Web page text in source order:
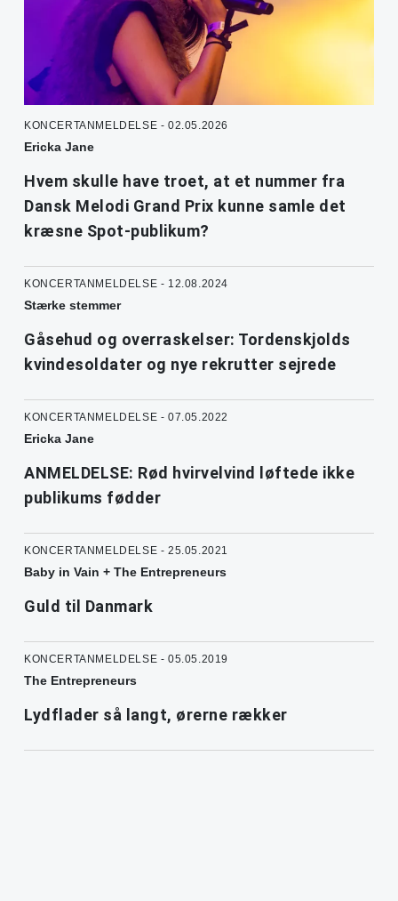
KONCERTANMELDELSE - 02.05.2026
Ericka Jane
Hvem skulle have troet, at et nummer fra
Dansk Melodi Grand Prix kunne samle det
kræsne Spot-publikum?
KONCERTANMELDELSE - 12.08.2024
Stærke stemmer
Gåsehud og overraskelser: Tordenskjolds
kvindesoldater og nye rekrutter sejrede
KONCERTANMELDELSE - 07.05.2022
Ericka Jane
ANMELDELSE: Rød hvirvelvind løftede ikke
publikums fødder
KONCERTANMELDELSE - 25.05.2021
Baby in Vain + The Entrepreneurs
Guld til Danmark
KONCERTANMELDELSE - 05.05.2019
The Entrepreneurs
Lydflader så langt, ørerne rækker